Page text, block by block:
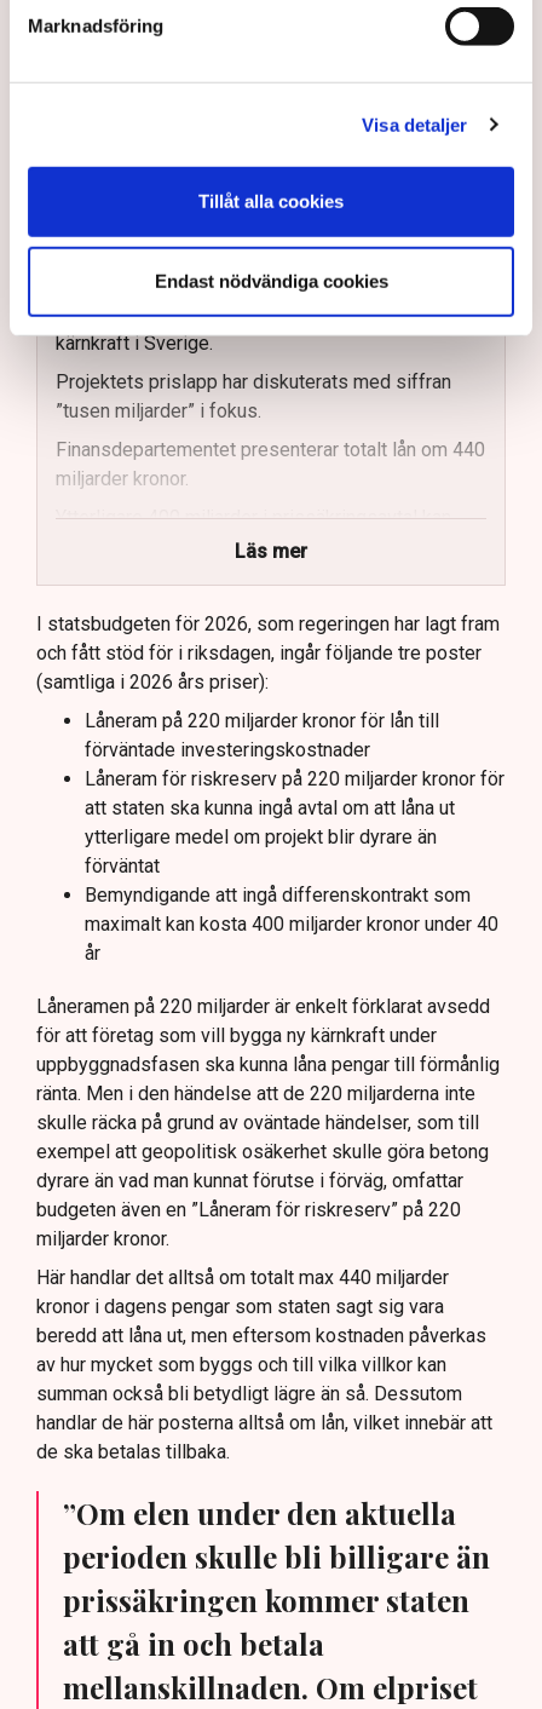
Marknadsföring
Visa detaljer
Tillåt alla cookies
Endast nödvändiga cookies
Men stämmer det verkligen att planerna på ny kärnkraft
väntas kosta skattebetalarna 1 000 miljarder? När TN
hanterar ekonomiskt stöd och avtal för att bygga ny
presenterats hittills.
Det råder politisk oenighet om behovet av ny
kärnkraft i Sverige.
Projektets prislapp har diskuterats med siffran
”tusen miljarder” i fokus.
Finansdepartementet presenterar totalt lån om 440
miljarder kronor.
Ytterligare 400 miljarder i prissäkringsavtal kan
påverka statens kostnader.
Totala uppskattade kostnader inkluderar bland
annat möjliga kostnader för slutförvar.
Regeringen och Miljöpartiet har olika syn på
investeringens nödvändighet.
Läs mer
I statsbudgeten för 2026, som regeringen har lagt fram
och fått stöd för i riksdagen, ingår följande tre poster
(samtliga i 2026 års priser):
Låneram på 220 miljarder kronor för lån till
förväntade investeringskostnader
Låneram för riskreserv på 220 miljarder kronor för
att staten ska kunna ingå avtal om att låna ut
ytterligare medel om projekt blir dyrare än
förväntat
Bemyndigande att ingå differenskontrakt som
maximalt kan kosta 400 miljarder kronor under 40
år
Låneramen på 220 miljarder är enkelt förklarat avsedd
för att företag som vill bygga ny kärnkraft under
uppbyggnadsfasen ska kunna låna pengar till förmånlig
ränta. Men i den händelse att de 220 miljarderna inte
skulle räcka på grund av oväntade händelser, som till
exempel att geopolitisk osäkerhet skulle göra betong
dyrare än vad man kunnat förutse i förväg, omfattar
budgeten även en ”Låneram för riskreserv” på 220
miljarder kronor.
Här handlar det alltså om totalt max 440 miljarder
kronor i dagens pengar som staten sagt sig vara
beredd att låna ut, men eftersom kostnaden påverkas
av hur mycket som byggs och till vilka villkor kan
summan också bli betydligt lägre än så. Dessutom
handlar de här posterna alltså om lån, vilket innebär att
de ska betalas tillbaka.
”Om elen under den aktuella
perioden skulle bli billigare än
prissäkringen kommer staten
att gå in och betala
mellanskillnaden. Om elpriset